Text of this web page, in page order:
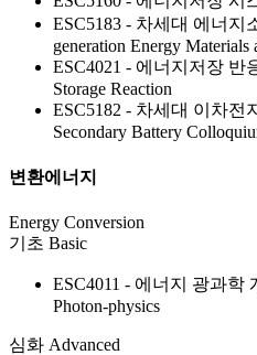
ESC5183 - 차세대 에너지
generation Energy Materials
ESC4021 - 에너지저장 반
Storage Reaction
ESC5182 - 차세대 이차전
Secondary Battery
변환에너지
Energy Conversion
기초 Basic
ESC4011 - 에너지 광과학
Photon-physics
심화 Advanced